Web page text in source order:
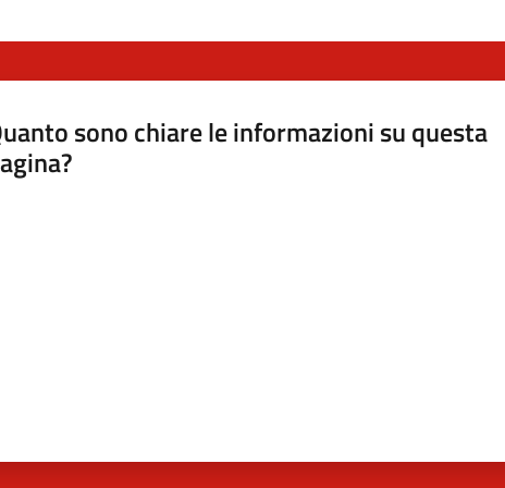
sono chiare le informazioni su questa